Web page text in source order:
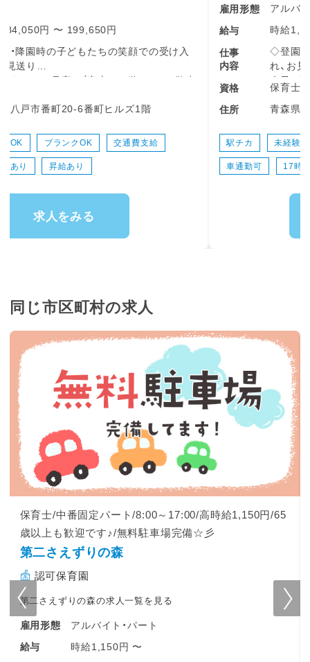
給与
時給1,150円 〜
仕事
内容
◇登園・降園時の子どもたちの笑顔での受け入
◇子どもたちの見守り（室内での遊びや、お散歩
◇排泄の自立サポート、おむつ交換、着替えの
◇楽しいもぐもぐ時間を支える食事介助
◇お昼寝（午睡）の準備や、安全な睡眠の見守り
◇お部屋の清掃や、おもちゃの消毒など、子ど
◇季節の行事やイベントの計画・準備・運営
住所
青森県八戸市番町20-6番町ヒルズ1階
駅チカ 未経験OK ブランクOK 交通費支給
車通勤可
同じ市区町村の求人
保育士/夜間パート/18:00～03:00/高時給1,150円＋夜間
手当☆/65歳以上も歓迎です♪/無料駐車場完備☆彡
第二さえずりの森
認可保育園
第二さえずりの森の求人一覧を見る
雇用形態
アルバイト・パート
時給1,150円 〜